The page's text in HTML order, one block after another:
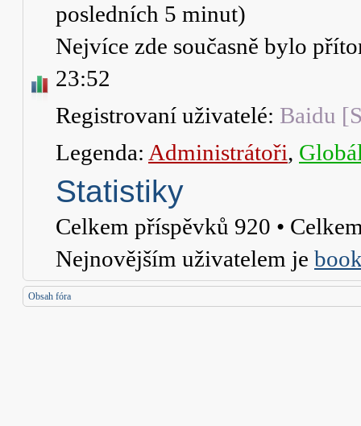
posledních 5 minut)
Nejvíce zde současně bylo
23:52
Registrovaní uživatelé: Baidu
Legenda: Administrátoři,
Statistiky
Celkem příspěvků 920 •
Nejnovějším uživatelem je
Obsah fóra